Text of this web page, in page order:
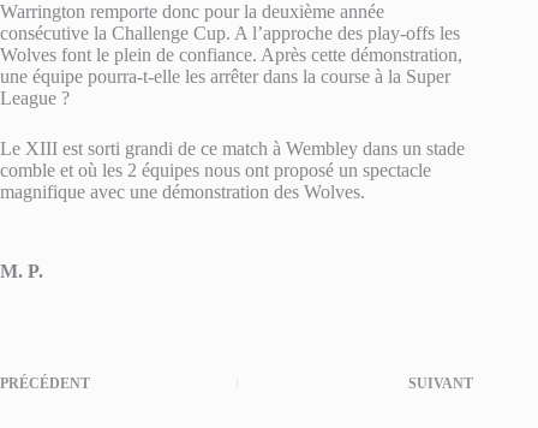
Warrington remporte donc pour la deuxième année
consécutive la Challenge Cup. A l’approche des play-offs les
Wolves font le plein de confiance. Après cette démonstration,
une équipe pourra-t-elle les arrêter dans la course à la Super
League ?
Le XIII est sorti grandi de ce match à Wembley dans un stade
comble et où les 2 équipes nous ont proposé un spectacle
magnifique avec une démonstration des Wolves.
M. P.
PRÉCÉDENT SUIVANT